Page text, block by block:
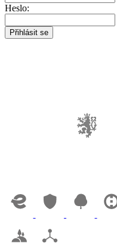
Heslo: